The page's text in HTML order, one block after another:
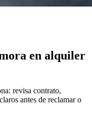
en alquiler
revisa contrato,
antes de reclamar o